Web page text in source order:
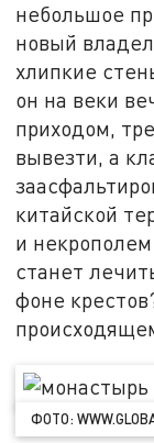
небольшое
новый
хлипкие
он на веки
приходом,
вывезти, а
китайской
и
станет
фоне
ФОТО: